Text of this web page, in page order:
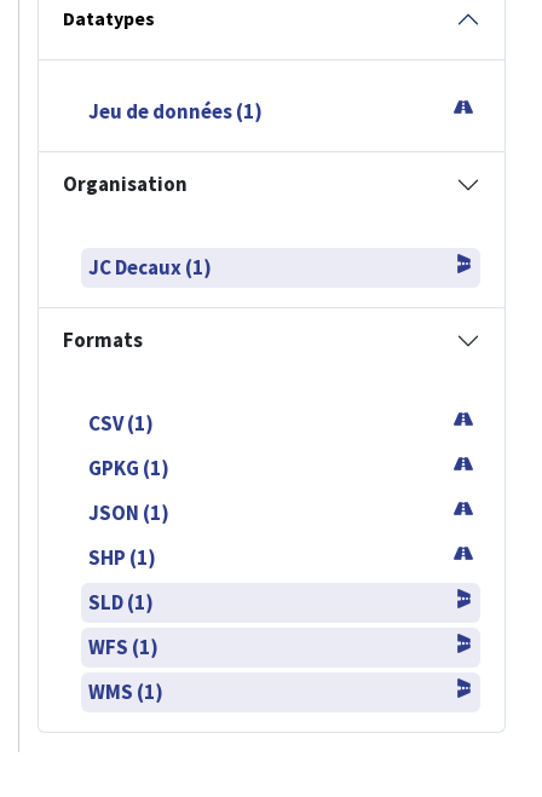
Datatypes
Jeu de données (1)
Organisation
JC Decaux (1)
Formats
CSV (1)
GPKG (1)
JSON (1)
SHP (1)
SLD (1)
WFS (1)
WMS (1)